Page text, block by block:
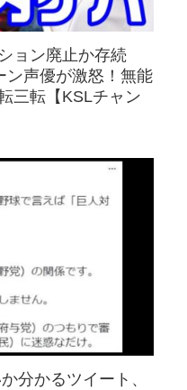
ョン廃止か存続
ン声優が激怒！無能
三転【KSLチャン
分かるツイート、